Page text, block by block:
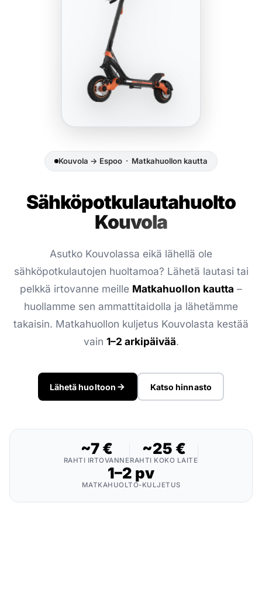
Kouvola → Espoo · Matkahuollon kautta
Sähköpotkulauta­huolto
Kouvola
Asutko Kouvolassa eikä lähellä ole
sähköpotkulautojen huoltamoa? Lähetä lautasi tai
pelkkä irtovanne meille Matkahuollon kautta –
huollamme sen ammattitaidolla ja lähetämme
takaisin. Matkahuollon kuljetus Kouvolasta kestää
vain 1–2 arkipäivää.
Lähetä huoltoon Katso hinnasto
~7 €
RAHTI IRTOVANNE
~25 €
RAHTI KOKO LAITE
1–2 pv
MATKAHUOLTO-KULJETUS